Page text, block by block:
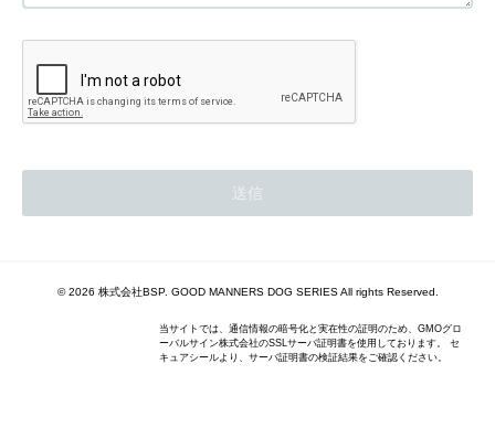
© 2026 株式会社BSP. GOOD MANNERS DOG SERIES All rights Reserved.
当サイトでは、通信情報の暗号化と実在性の証明のため、GMOグロ
ーバルサイン株式会社のSSLサーバ証明書を使用しております。 セ
キュアシールより、サーバ証明書の検証結果をご確認ください。